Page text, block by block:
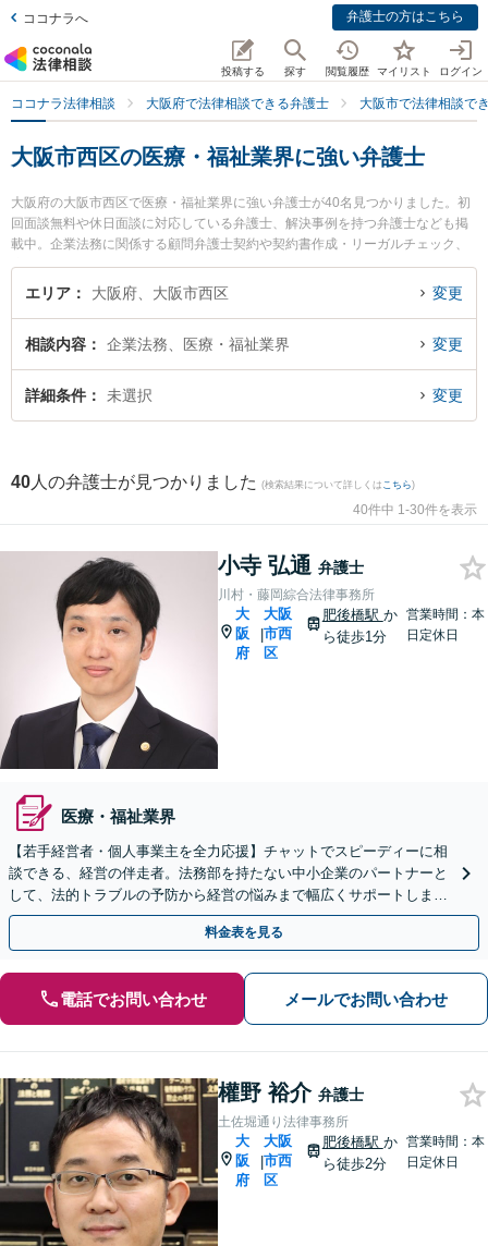
ココナラへ 弁護士の方はこちら
投稿する 探す 閲覧履歴 マイリスト ログイン
ココナラ法律相談 大阪府で法律相談できる弁護士 大阪市で法律相談で
大阪市西区の医療・福祉業界に強い弁護士
大阪府の大阪市西区で医療・福祉業界に強い弁護士が40名見つかりました。初
回面談無料や休日面談に対応している弁護士、解決事例を持つ弁護士なども掲
載中。企業法務に関係する顧問弁護士契約や契約書作成・リーガルチェック、
雇用契約書・就業規則作成等の細かな分野での絞り込み検索もでき便利です。
特に川村・藤岡綜合法律事務所の小寺 弘通弁護士や土佐堀通り法律事務所の權
した医療・福祉業界のトラブルを今すぐに弁護士に相談したい』『医療・福祉
業界のトラブル解決の実績豊富な近くの弁護士を検索したい』『初回相談無料
で医療・福祉業界を法律相談できる大阪市西区内の弁護士に相談予約したい』
エリア 大阪府、大阪市西区 変更
相談内容 企業法務、医療・福祉業界 変更
詳細条件 未選択 変更
40 人の弁護士が見つかりました (検索結果について詳しくは こちら)
40件中 1-30件を表示
小寺 弘通 弁護士
川村・藤岡綜合法律事務所
大
阪
府
|
大阪
市西
区
肥後橋駅 か
ら徒歩1分
営業時間：本
日定休日
医療・福祉業界
【若手経営者・個人事業主を全力応援】チャットでスピーディーに相
談できる、経営の伴走者。法務部を持たない中小企業のパートナーと
して、法的トラブルの予防から経営の悩みまで幅広くサポートしま
す。
料金表を見る
電話でお問い合わせ メールでお問い合わせ
權野 裕介 弁護士
土佐堀通り法律事務所
大
阪
府
|
大阪
市西
区
肥後橋駅 か
ら徒歩2分
営業時間：本
日定休日